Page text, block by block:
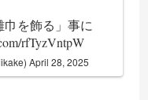
を飾る」事に
rfTyzVntpW
April 28, 2025